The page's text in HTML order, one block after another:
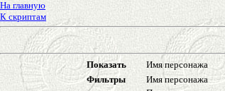
На главную
К скриптам
Показать Имя персонажа
Фильтры
Имя персонажа